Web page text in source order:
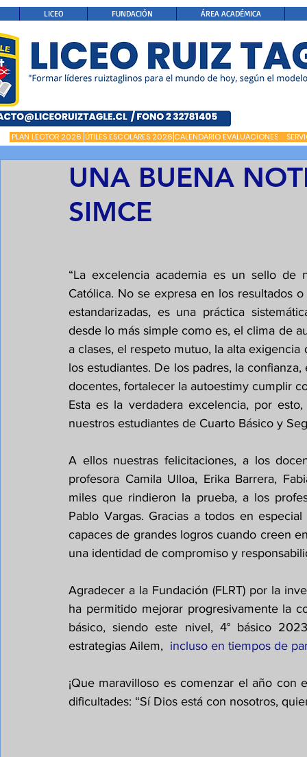
LICEO FUNDACIÓN ÁREA ACADÉMICA
PLAN LECTOR 2026 ÚTILES ESCOLARES 2026 CALENDARIO EVALUACIONES
UNA BUENA
SIMCE
“La excelencia academia es un sello de
Católica. No se expresa en los resultados
estandarizadas, es una práctica
desde lo más simple como es, el clima de
a clases, el respeto mutuo, la alta
los estudiantes. De los padres, la
docentes, fortalecer la autoestimy cumplir
Esta es la verdadera excelencia, por
nuestros estudiantes de Cuarto Básico y
A ellos nuestras felicitaciones, a los
profesora Camila Ulloa, Erika Barrera,
miles que rindieron la prueba, a los
Pablo Vargas. Gracias a todos en
capaces de grandes logros cuando creen
una identidad de compromiso y
Agradecer a la Fundación (FLRT) por la
ha permitido mejorar progresivamente la
básico, siendo este nivel, 4° básico
estrategias Ailem, incluso en tiempos de
¡Que maravilloso es comenzar el año con
dificultades: “Sí Dios está con nosotros,